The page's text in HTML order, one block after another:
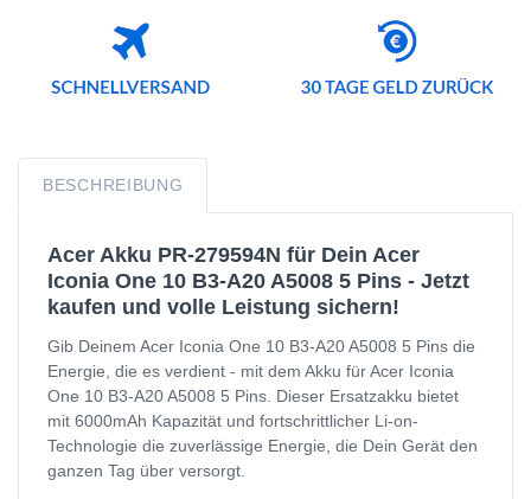
BESCHREIBUNG
Acer Akku PR-279594N für Dein Acer
Iconia One 10 B3-A20 A5008 5 Pins - Jetzt
kaufen und volle Leistung sichern!
Gib Deinem Acer Iconia One 10 B3-A20 A5008 5 Pins die
Energie, die es verdient - mit dem Akku für Acer Iconia
One 10 B3-A20 A5008 5 Pins. Dieser Ersatzakku bietet
mit 6000mAh Kapazität und fortschrittlicher Li-on-
Technologie die zuverlässige Energie, die Dein Gerät den
ganzen Tag über versorgt.